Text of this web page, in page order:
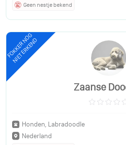
Geen nestje bekend
FOKKER NOG
NIET ERKEND
Zaanse
Honden, Labradoodle
Nederland